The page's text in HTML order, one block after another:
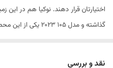
نوع سیم کارت سایز اصلی (15 × 25 میلی‌متر)
نوع گوشی موبایل سایر
اختیارتان قرار دهند. نوکیا هم در این
گذاشته و مدل 105
نقد و بررسی